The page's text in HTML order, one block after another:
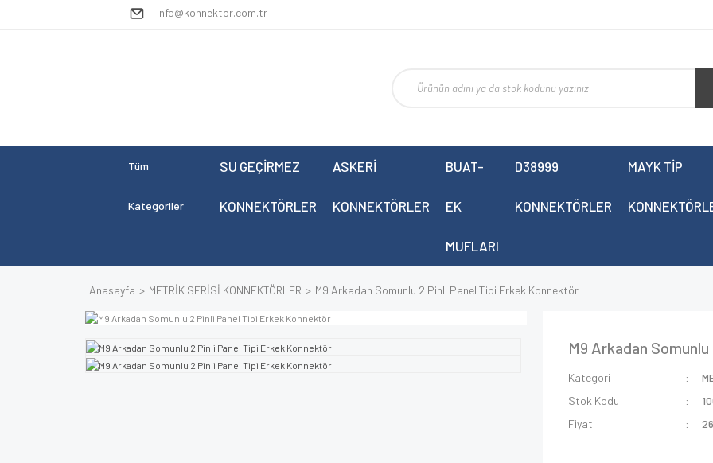
info@konnektor.com.tr
Tüm
Kategoriler
SU GEÇİRMEZ
KONNEKTÖRLER
ASKERİ
KONNEKTÖRLER
BUAT-
EK
MUFLARI
D38999
KONNEKTÖRLER
MAYK TİP
Anasayfa METRİK SERİSİ KONNEKTÖRLER M9 Arkadan Somunlu 2 Pinli Panel Tipi Erkek Konnektör
M9 Arkadan
Kategori
Stok Kodu
Fiyat